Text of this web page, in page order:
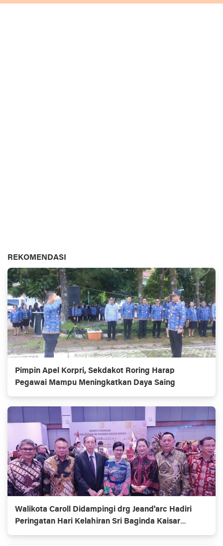
REKOMENDASI
Pimpin Apel Korpri, Sekdakot Roring Harap
Pegawai Mampu Meningkatkan Daya Saing
Walikota Caroll Didampingi drg Jeand'arc Hadiri
Peringatan Hari Kelahiran Sri Baginda Kaisar
Jepang